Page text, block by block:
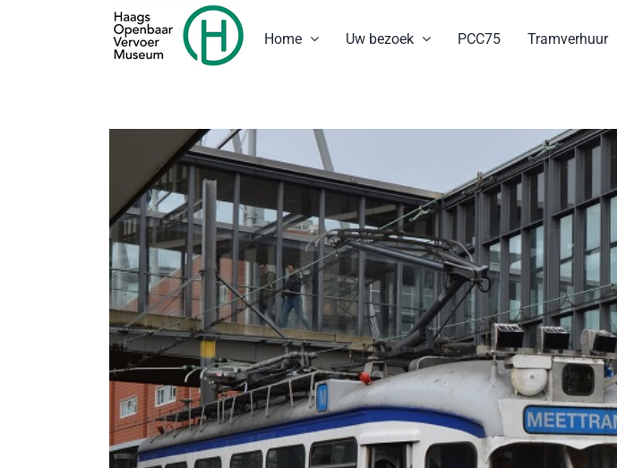
Home Uw bezoek PCC75 Tramverhuur